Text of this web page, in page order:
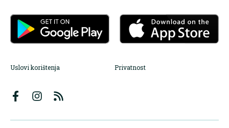
Uslovi korištenja Privatnost